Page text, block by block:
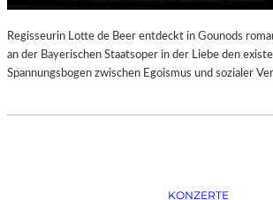
T
M
Regisseurin Lotte de Beer entdeckt in Gounods
an der Bayerischen Staatsoper in der Liebe den
Spannungsbogen zwischen Egoismus und sozialer
KONZERTE